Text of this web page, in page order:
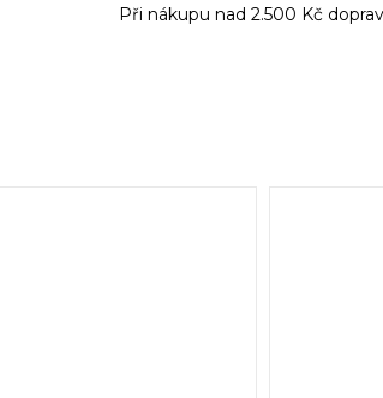
Při nákupu nad 2.500 Kč